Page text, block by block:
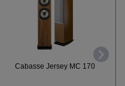
Cabasse Jersey MC 170